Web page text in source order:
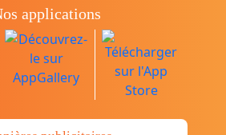
applications